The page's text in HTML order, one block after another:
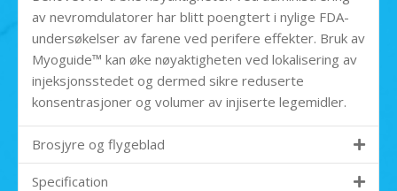
av nevromdulatorer har blitt poengtert i nylige FDA-
undersøkelser av farene ved perifere effekter. Bruk av
Myoguide™ kan øke nøyaktigheten ved lokalisering av
injeksjonsstedet og dermed sikre reduserte
konsentrasjoner og volumer av injiserte legemidler.
Brosjyre og flygeblad
Specification